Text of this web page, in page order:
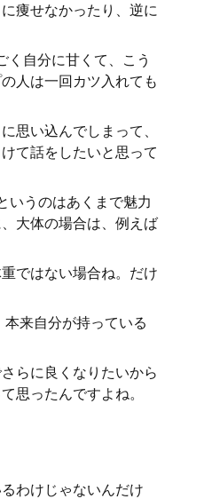
痩せなかったり、逆に
自分に甘くて、こう
人は一回カツ入れても
思い込んでしまって、
て話をしたいと思って
いうのはあくまで魅力
大体の場合は、例えば
ではない場合ね。だけ
来自分が持っている
らに良くなりたいから
思ったんですよね。
わけじゃないんだけ